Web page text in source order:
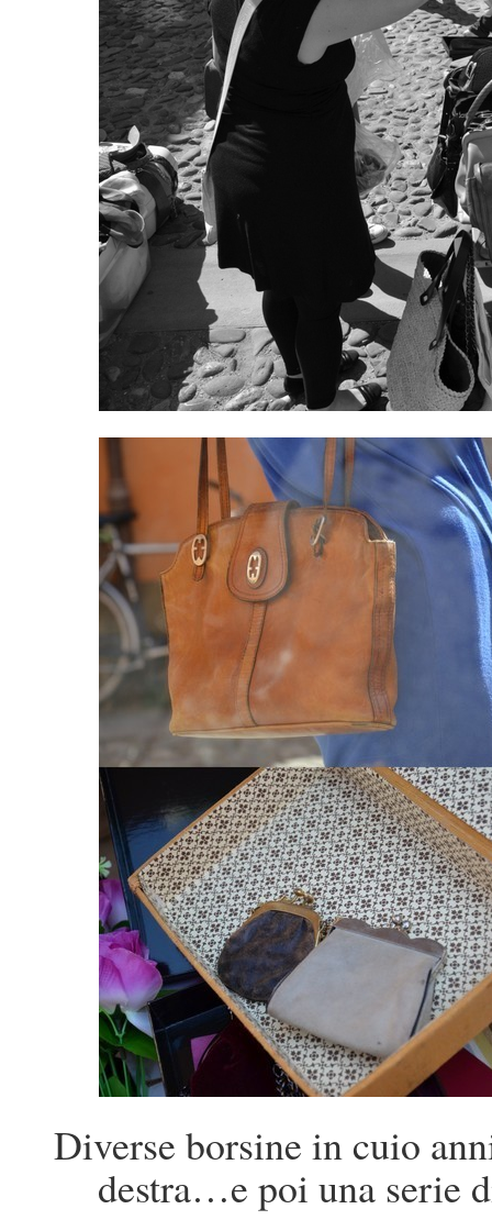
Diverse borsine in cuio
destra…e poi una serie